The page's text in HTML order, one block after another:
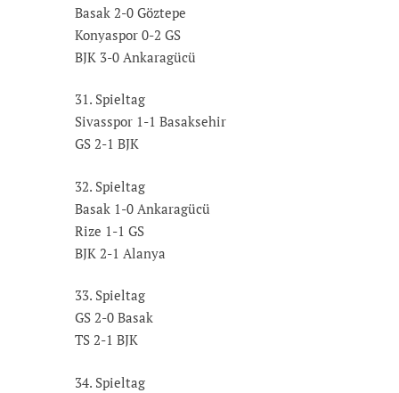
Basak 2-0 Göztepe
Konyaspor 0-2 GS
BJK 3-0 Ankaragücü
31. Spieltag
Sivasspor 1-1 Basaksehir
GS 2-1 BJK
32. Spieltag
Basak 1-0 Ankaragücü
Rize 1-1 GS
BJK 2-1 Alanya
33. Spieltag
GS 2-0 Basak
TS 2-1 BJK
34. Spieltag